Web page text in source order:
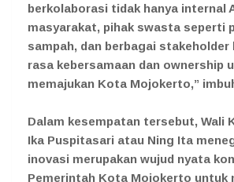
berkolaborasi tidak hanya internal
masyarakat, pihak swasta seperti
sampah, dan berbagai stakeholder
rasa kebersamaan dan ownership
memajukan Kota Mojokerto,”
Dalam kesempatan tersebut, Wali
Ika Puspitasari atau Ning Ita
inovasi merupakan wujud nyata
Pemerintah Kota Mojokerto untuk